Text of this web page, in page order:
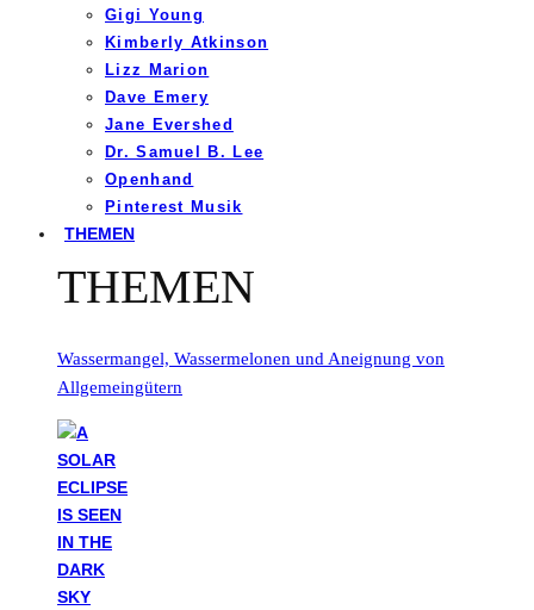
Gigi Young
Kimberly Atkinson
Lizz Marion
Dave Emery
Jane Evershed
Dr. Samuel B. Lee
Openhand
Pinterest Musik
THEMEN
THEMEN
Wassermangel, Wassermelonen und Aneignung von
Allgemeingütern